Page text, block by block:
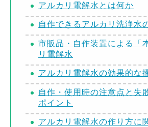
アルカリ電解水とは何か
自作できるアルカリ洗浄水
市販品・自作装置による「
リ電解水
アルカリ電解水の効果的な
自作・使用時の注意点と失
ポイント
アルカリ電解水の作り方に